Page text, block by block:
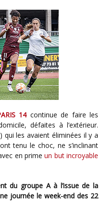
14continue de faire les
défaites à l’extérieur.
qui les avaient éliminées il y a
tenu le choc, ne s’inclinant
en primeun but incroyable
journée le week-end des 22